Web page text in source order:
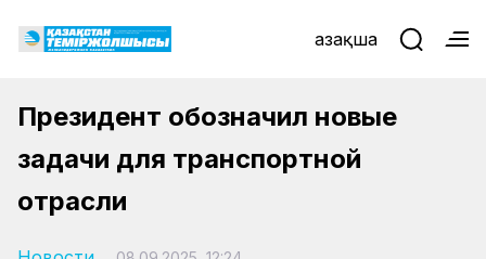
Қазақша
Президент обозначил новые
задачи для транспортной
отрасли